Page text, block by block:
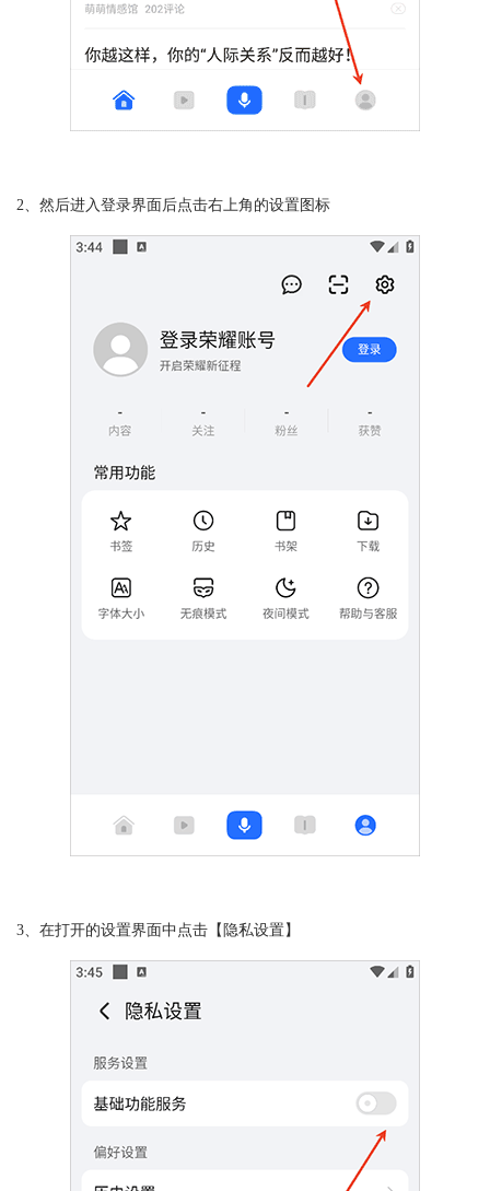
2、然后进入登录界面后点击右上角的设置图标
3、在打开的设置界面中点击【隐私设置】